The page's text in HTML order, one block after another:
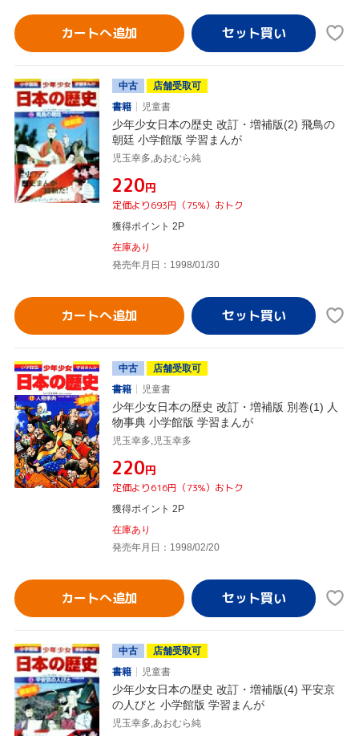
カートへ追加
中古
店舗受取可
書籍
児童書
少年少女日本の歴史 改訂・増補版(2) 飛鳥の
朝廷 小学館版 学習まんが
児玉幸多,あおむら純
¥220円
定価より693円（75%）おトク
獲得ポイント 2P
在庫あり
発売年月日：1998/01/30
カートへ追加
中古
店舗受取可
書籍
児童書
少年少女日本の歴史 改訂・増補版 別巻(1) 人
物事典 小学館版 学習まんが
児玉幸多,児玉幸多
¥220円
定価より616円（73%）おトク
獲得ポイント 2P
在庫あり
発売年月日：1998/02/20
カートへ追加
中古
店舗受取可
書籍
児童書
少年少女日本の歴史 改訂・増補版(4) 平安京
の人びと 小学館版 学習まんが
児玉幸多,あおむら純